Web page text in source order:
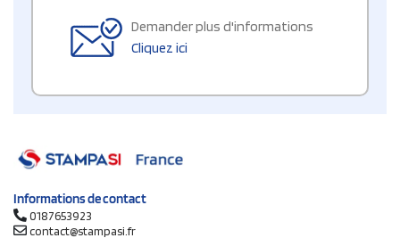
Demander plus d'informations
Cliquez ici
Informations de contact
0187653923
contact@stampasi.fr